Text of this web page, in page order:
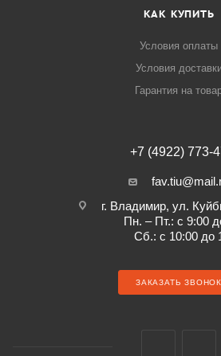
КАК КУПИТЬ
Условия оплаты
Условия
Гарантия на
+7 (4922) 773-
г. Владимир, ул.
Пн. – Пт.: с 9:00
Сб.: с 10:00 до
ЗАКАЗАТЬ ЗВОНОК